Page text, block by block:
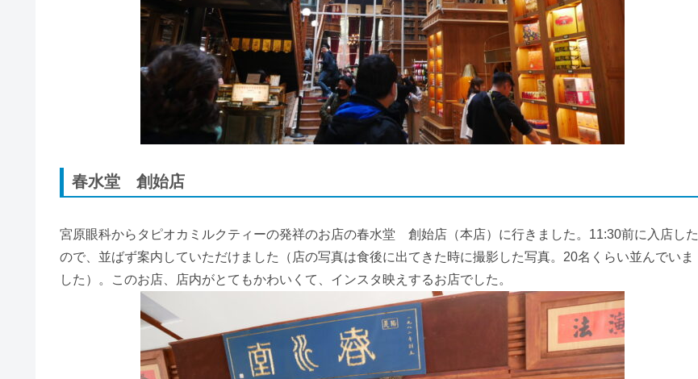
春水堂 創始店
宮原眼科からタピオカミルクティーの発祥のお店の春水堂 創始店（本店）に行きました。11:30前に入店した
ので、並ばず案内していただけました（店の写真は食後に出てきた時に撮影した写真。20名くらい並んでいま
した）。このお店、店内がとてもかわいくて、インスタ映えするお店でした。